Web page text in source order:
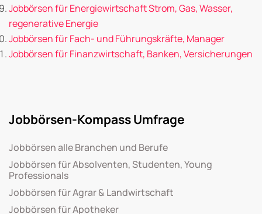
Jobbörsen für Energiewirtschaft Strom, Gas, Wasser,
regenerative Energie
Jobbörsen für Fach- und Führungskräfte, Manager
Jobbörsen für Finanzwirtschaft, Banken, Versicherungen
Jobbörsen-Kompass Umfrage
Jobbörsen alle Branchen und Berufe
Jobbörsen für Absolventen, Studenten, Young
Professionals
Jobbörsen für Agrar & Landwirtschaft
Jobbörsen für Apotheker